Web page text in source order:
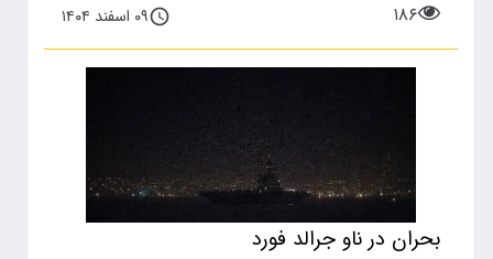
۱۸۶
۰۹ اسفند ۱۴۰۴
بحران در ناو جرالد فورد